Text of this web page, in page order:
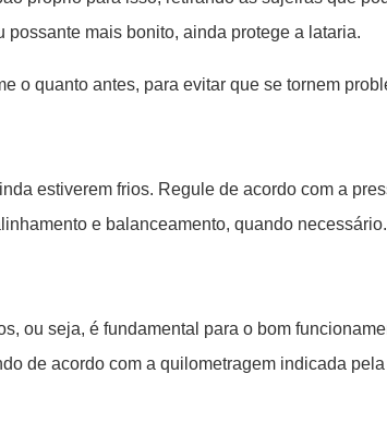
mais bonito, ainda protege a lataria.
o quanto antes, para evitar que se tornem
estiverem frios. Regule de acordo com a
e balanceamento, quando necessário.
ou seja, é fundamental para o bom
de acordo com a quilometragem indicada